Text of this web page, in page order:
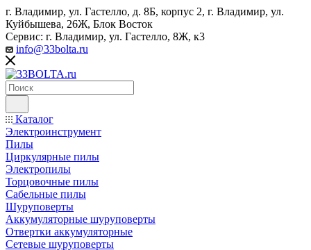
г. Владимир, ул. Гастелло, д. 8Б, корпус 2, г. Владимир, ул. ​
Куйбышева, 26Ж, Блок Восток
Сервис: г. Владимир, ул. Гастелло, 8Ж, к3
info@33bolta.ru
Каталог
Электроинструмент
Пилы
Циркулярные пилы
Электропилы
Торцовочные пилы
Сабельные пилы
Шуруповерты
Аккумуляторные шуруповерты
Отвертки аккумуляторные
Сетевые шуруповерты